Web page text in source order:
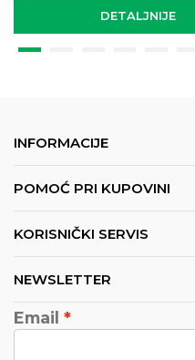
DETALJNIJE
INFORMACIJE
POMOĆ PRI KUPOVINI
KORISNIČKI SERVIS
NEWSLETTER
Email